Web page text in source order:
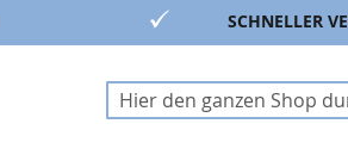
SCHNELLER
Suche